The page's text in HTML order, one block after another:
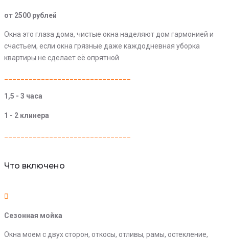
от 2500 рублей
Окна это глаза дома, чистые окна наделяют дом гармонией и
счастьем, если окна грязные даже каждодневная уборка
квартиры не сделает её опрятной
1,5 - 3 часа
1 - 2 клинера
Что включено
Сезонная мойка
Окна моем с двух сторон, откосы, отливы, рамы, остекление,